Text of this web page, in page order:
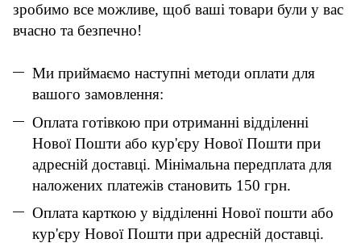
зробимо все можливе, щоб ваші товари були у вас
вчасно та безпечно!
Ми приймаємо наступні методи оплати для
вашого замовлення:
Оплата готівкою при отриманні відділенні
Нової Пошти або кур'єру Нової Пошти при
адресній доставці. Мінімальна передплата для
наложених платежів становить 150 грн.
Оплата карткою у відділенні Нової пошти або
кур'єру Нової Пошти при адресній доставці.